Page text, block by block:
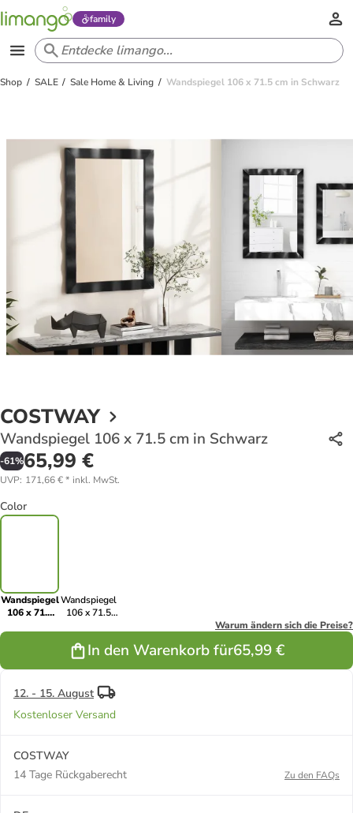
family
Shop SALE Sale Home & Living Wandspiegel 106 x 71.5 cm in Schwarz
COSTWAY
Wandspiegel 106 x 71.5 cm in Schwarz
-61%65,99 €
UVP: 171,66 €* inkl. MwSt.
Color
Wandspiegel
106 x 71.5
Wandspiegel
106 x 71.5
Warum ändern sich die Preise?
In den Warenkorb für65,99 €
12. - 15. August
Kostenloser Versand
COSTWAY
14 Tage Rückgaberecht
Zu den FAQs